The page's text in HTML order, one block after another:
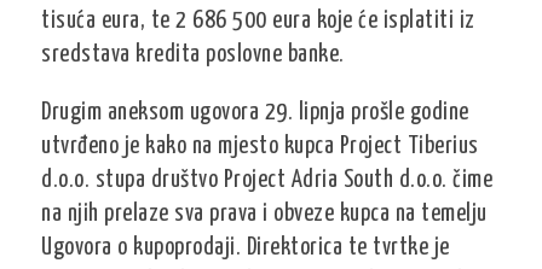
tisuća eura, te 2 686 500 eura koje će isplatiti iz
sredstava kredita poslovne banke.
Drugim aneksom ugovora 29. lipnja prošle godine
utvrđeno je kako na mjesto kupca Project Tiberius
d.o.o. stupa društvo Project Adria South d.o.o. čime
na njih prelaze sva prava i obveze kupca na temelju
Ugovora o kupoprodaji. Direktorica te tvrtke je